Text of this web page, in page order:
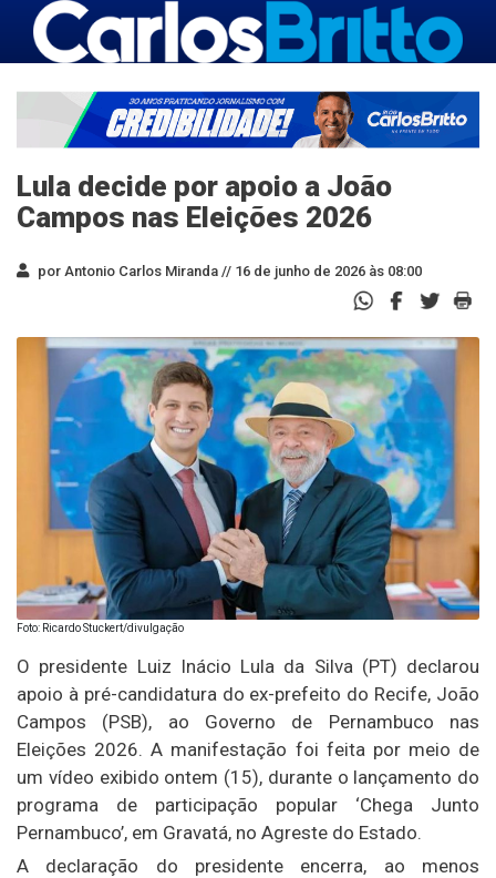
Lula decide por apoio a João
Campos nas Eleições 2026
por Antonio Carlos Miranda // 16 de junho de 2026 às 08:00
Foto: Ricardo Stuckert/divulgação
O presidente Luiz Inácio Lula da Silva (PT) declarou
apoio à pré-candidatura do ex-prefeito do Recife, João
Campos (PSB), ao Governo de Pernambuco nas
Eleições 2026. A manifestação foi feita por meio de
um vídeo exibido ontem (15), durante o lançamento do
programa de participação popular ‘Chega Junto
Pernambuco’, em Gravatá, no Agreste do Estado.
A declaração do presidente encerra, ao menos